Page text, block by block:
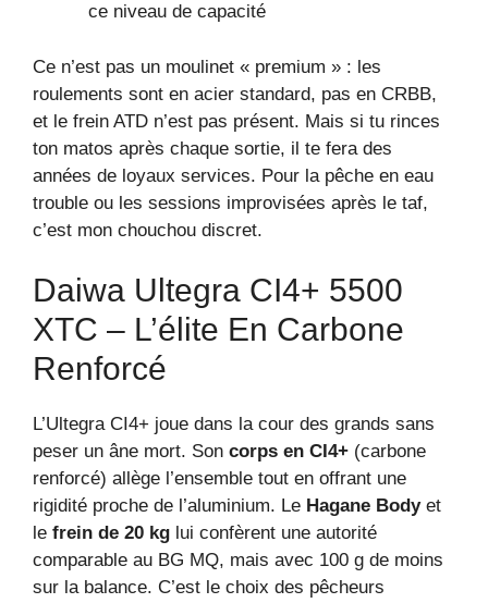
ce niveau de capacité
Ce n’est pas un moulinet « premium » : les
roulements sont en acier standard, pas en CRBB,
et le frein ATD n’est pas présent. Mais si tu rinces
ton matos après chaque sortie, il te fera des
années de loyaux services. Pour la pêche en eau
trouble ou les sessions improvisées après le taf,
c’est mon chouchou discret.
Daiwa Ultegra CI4+ 5500
XTC – L’élite En Carbone
Renforcé
L’Ultegra CI4+ joue dans la cour des grands sans
peser un âne mort. Son corps en CI4+ (carbone
renforcé) allège l’ensemble tout en offrant une
rigidité proche de l’aluminium. Le Hagane Bodyet
le frein de 20 kg lui confèrent une autorité
comparable au BG MQ, mais avec 100 g de moins
sur la balance. C’est le choix des pêcheurs